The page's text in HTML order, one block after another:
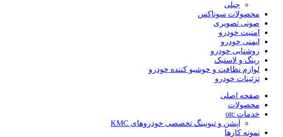
جیلی
محصولات سوناکس
صوتی تصویری
امنیت خودرو
ایمنی خودرو
روشنایی خودرو
رینگ و لاستیک
لوازم نظافت و خوشبو کننده خودرو
تزئینات خودرو
صفحه اصلی
محصولات
خدمات otc
آپشن و تیونینگ تخصصی خودروهای KMC
نمونه کارها